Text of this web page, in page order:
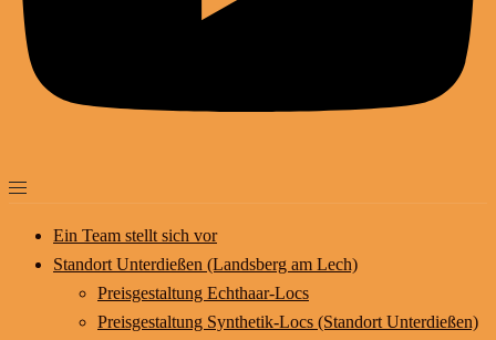
Ein Team stellt sich vor
Standort Unterdießen (Landsberg am Lech)
Preisgestaltung Echthaar-Locs
Preisgestaltung Synthetik-Locs (Standort Unterdießen)